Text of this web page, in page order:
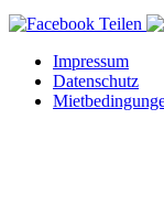
Impressum
Datenschutz